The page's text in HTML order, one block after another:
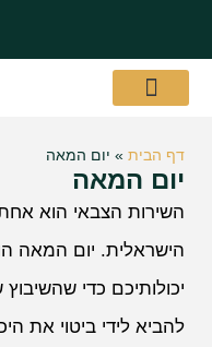
דף הבית » יום המאה
יום המאה
השירות הצבאי הוא
הישראלית. יום המאה
יכולותיכם כדי
להביא לידי ביטוי את